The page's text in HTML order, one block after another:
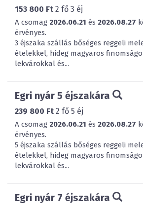
153 800 Ft 2 fő 3 éj
A csomag 2026.06.21 és 2026.08.27
érvényes.
3 éjszaka szállás bőséges reggeli
ételekkel, hideg magyaros
lekvárokkal és...
Egri nyár 5 éjszakára
239 800 Ft 2 fő 5 éj
A csomag 2026.06.21 és 2026.08.27
érvényes.
5 éjszaka szállás bőséges reggeli
ételekkel, hideg magyaros
lekvárokkal és...
Egri nyár 7 éjszakára